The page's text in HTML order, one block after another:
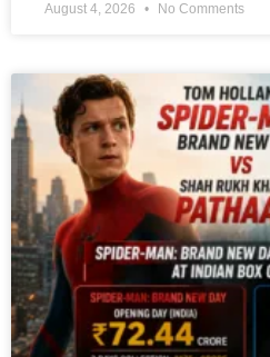
August 4, 2026 No Comments